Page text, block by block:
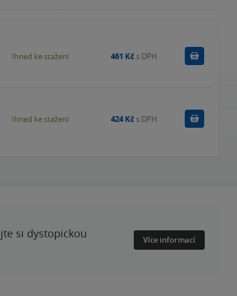
Ihned ke stažení 461 Kč s DPH Koupit
Ihned ke stažení 424 Kč s DPH Koupit
si dystopickou
Více informací